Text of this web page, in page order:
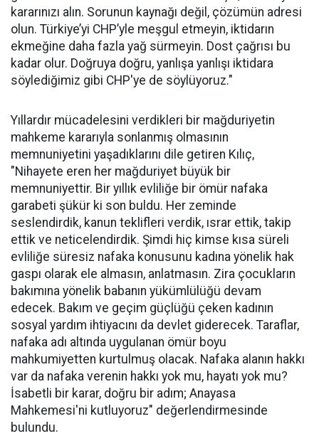
kararınızı alın. Sorunun kaynağı değil, çözümün adresi
olun. Türkiye’yi CHP’yle meşgul etmeyin, iktidarın
ekmeğine daha fazla yağ sürmeyin. Dost çağrısı bu
kadar olur. Doğruya doğru, yanlışa yanlışı iktidara
söylediğimiz gibi CHP'ye de söylüyoruz."
Yıllardır mücadelesini verdikleri bir mağduriyetin
mahkeme kararıyla sonlanmış olmasının
memnuniyetini yaşadıklarını dile getiren Kılıç,
"Nihayete eren her mağduriyet büyük bir
memnuniyettir. Bir yıllık evliliğe bir ömür nafaka
garabeti şükür ki son buldu. Her zeminde
seslendirdik, kanun teklifleri verdik, ısrar ettik, takip
ettik ve neticelendirdik. Şimdi hiç kimse kısa süreli
evliliğe süresiz nafaka konusunu kadına yönelik hak
gaspı olarak ele almasın, anlatmasın. Zira çocukların
bakımına yönelik babanın yükümlülüğü devam
edecek. Bakım ve geçim güçlüğü çeken kadının
sosyal yardım ihtiyacını da devlet giderecek. Taraflar,
nafaka adı altında uygulanan ömür boyu
mahkumiyetten kurtulmuş olacak. Nafaka alanın hakkı
var da nafaka verenin hakkı yok mu, hayatı yok mu?
İsabetli bir karar, doğru bir adım; Anayasa
Mahkemesi'ni kutluyoruz" değerlendirmesinde
bulundu.